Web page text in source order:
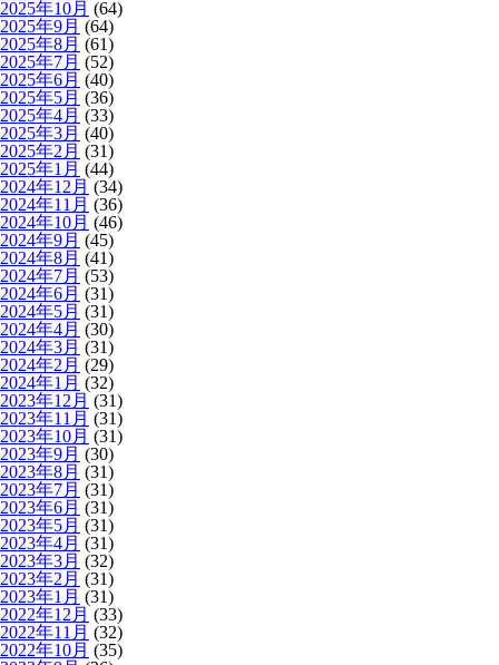
2025年10月 (64)
2025年9月 (64)
2025年8月 (61)
2025年7月 (52)
2025年6月 (40)
2025年5月 (36)
2025年4月 (33)
2025年3月 (40)
2025年2月 (31)
2025年1月 (44)
2024年12月 (34)
2024年11月 (36)
2024年10月 (46)
2024年9月 (45)
2024年8月 (41)
2024年7月 (53)
2024年6月 (31)
2024年5月 (31)
2024年4月 (30)
2024年3月 (31)
2024年2月 (29)
2024年1月 (32)
2023年12月 (31)
2023年11月 (31)
2023年10月 (31)
2023年9月 (30)
2023年8月 (31)
2023年7月 (31)
2023年6月 (31)
2023年5月 (31)
2023年4月 (31)
2023年3月 (32)
2023年2月 (31)
2023年1月 (31)
2022年12月 (33)
2022年11月 (32)
2022年10月 (35)